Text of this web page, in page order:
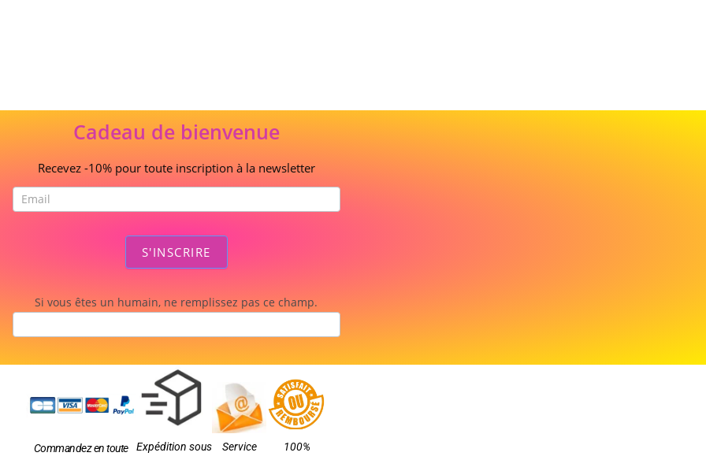
Cadeau de bienvenue
Recevez -10% pour toute inscription à la newsletter
S'INSCRIRE
Si vous êtes un humain, ne remplissez pas ce champ.
Commandez en toute
Expédition sous
Service
100%